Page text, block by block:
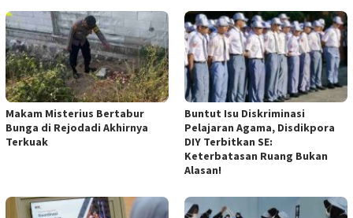
Makam Misterius Bertabur
Bunga di Rejodadi Akhirnya
Terkuak
Buntut Isu Diskriminasi
Pelajaran Agama, Disdikpora
DIY Terbitkan SE:
Keterbatasan Ruang Bukan
Alasan!